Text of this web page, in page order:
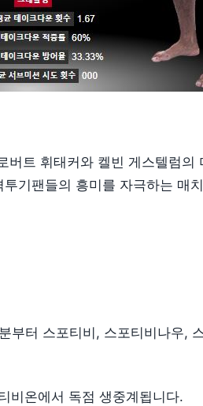
트 휘태커와 켈빈 게스텔럼의
기팬들의 흥미를 자극하는 매
터 스포티비, 스포티비나우,
비온에서 독점 생중계됩니다.